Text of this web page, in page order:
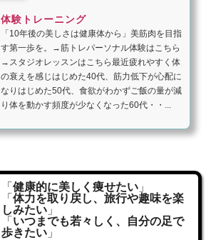
体験トレーニング
「10年後の美しさは健康体から」美筋肉を目指
す第一歩を。→筋トレパーソナル体験はこちら
→スタジオレッスンはこちら最近疲れやすく体
の衰えを感じはじめた40代、筋力低下が心配に
なりはじめた50代、食欲がわかずご飯の量が減
り体を動かす頻度が少なくなった60代・・...
「 健康的に美しく痩せたい 」
「 体力を取り戻し、旅行や趣味を楽
しみたい 」
「 いつまでも若々しく、自分の足で
歩きたい 」